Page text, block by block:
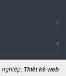
nghiệp: Thiết kế web